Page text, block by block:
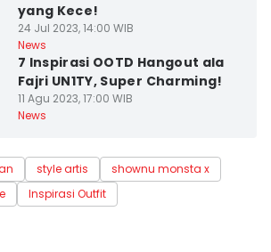
yang Kece!
24 Jul 2023, 14:00 WIB
News
7 Inspirasi OOTD Hangout ala
Fajri UN1TY, Super Charming!
11 Agu 2023, 17:00 WIB
News
style artis
shownu monsta x
Inspirasi Outfit